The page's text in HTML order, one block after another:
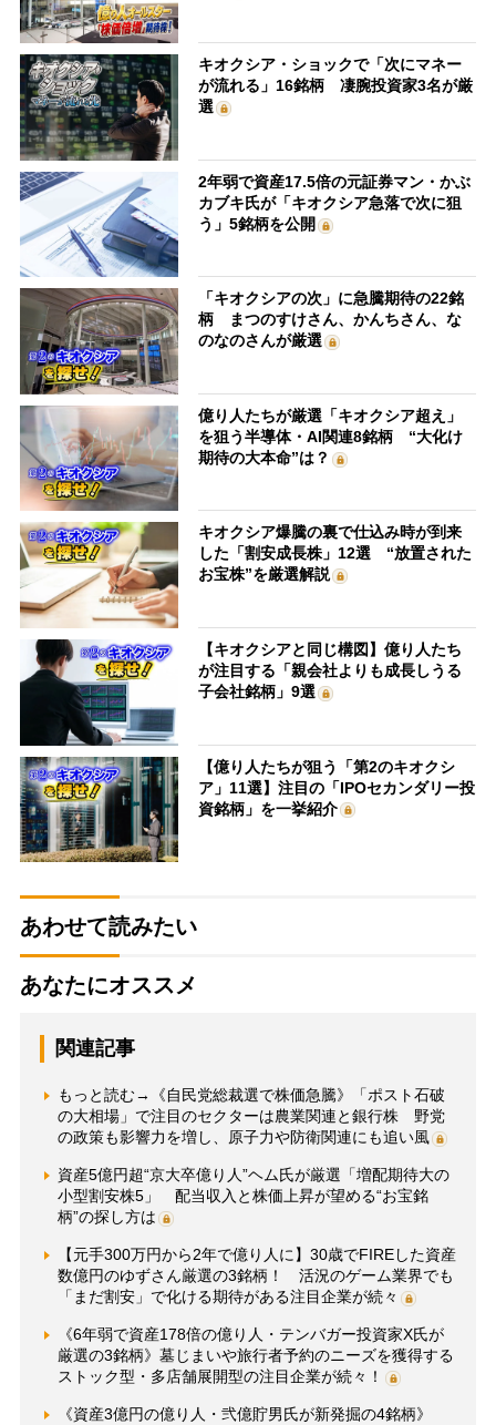
キオクシア・ショックで「次にマネー
が流れる」16銘柄 凄腕投資家3名が厳
選
2年弱で資産17.5倍の元証券マン・かぶ
カブキ氏が「キオクシア急落で次に狙
う」5銘柄を公開
「キオクシアの次」に急騰期待の22銘
柄 まつのすけさん、かんちさん、な
のなのさんが厳選
億り人たちが厳選「キオクシア超え」
を狙う半導体・AI関連8銘柄 “大化け
期待の大本命”は？
キオクシア爆騰の裏で仕込み時が到来
した「割安成長株」12選 “放置された
お宝株”を厳選解説
【キオクシアと同じ構図】億り人たち
が注目する「親会社よりも成長しうる
子会社銘柄」9選
【億り人たちが狙う「第2のキオクシ
ア」11選】注目の「IPOセカンダリー投
資銘柄」を一挙紹介
あわせて読みたい
あなたにオススメ
関連記事
もっと読む→《自民党総裁選で株価急騰》「ポスト石破
の大相場」で注目のセクターは農業関連と銀行株 野党
の政策も影響力を増し、原子力や防衛関連にも追い風
資産5億円超“京大卒億り人”ヘム氏が厳選「増配期待大の
小型割安株5」 配当収入と株価上昇が望める“お宝銘
柄”の探し方は
【元手300万円から2年で億り人に】30歳でFIREした資産
数億円のゆずさん厳選の3銘柄！ 活況のゲーム業界でも
「まだ割安」で化ける期待がある注目企業が続々
《6年弱で資産178倍の億り人・テンバガー投資家X氏が
厳選の3銘柄》墓じまいや旅行者予約のニーズを獲得する
ストック型・多店舗展開型の注目企業が続々！
《資産3億円の億り人・弐億貯男氏が新発掘の4銘柄》